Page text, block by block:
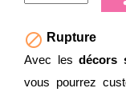
 Rupture
Avec les décors
vous pourrez